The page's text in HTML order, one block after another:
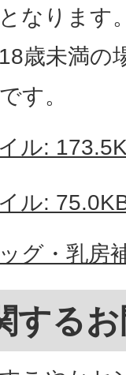
なります
歳未満
す。
ル:
ル:
グ・乳房
する